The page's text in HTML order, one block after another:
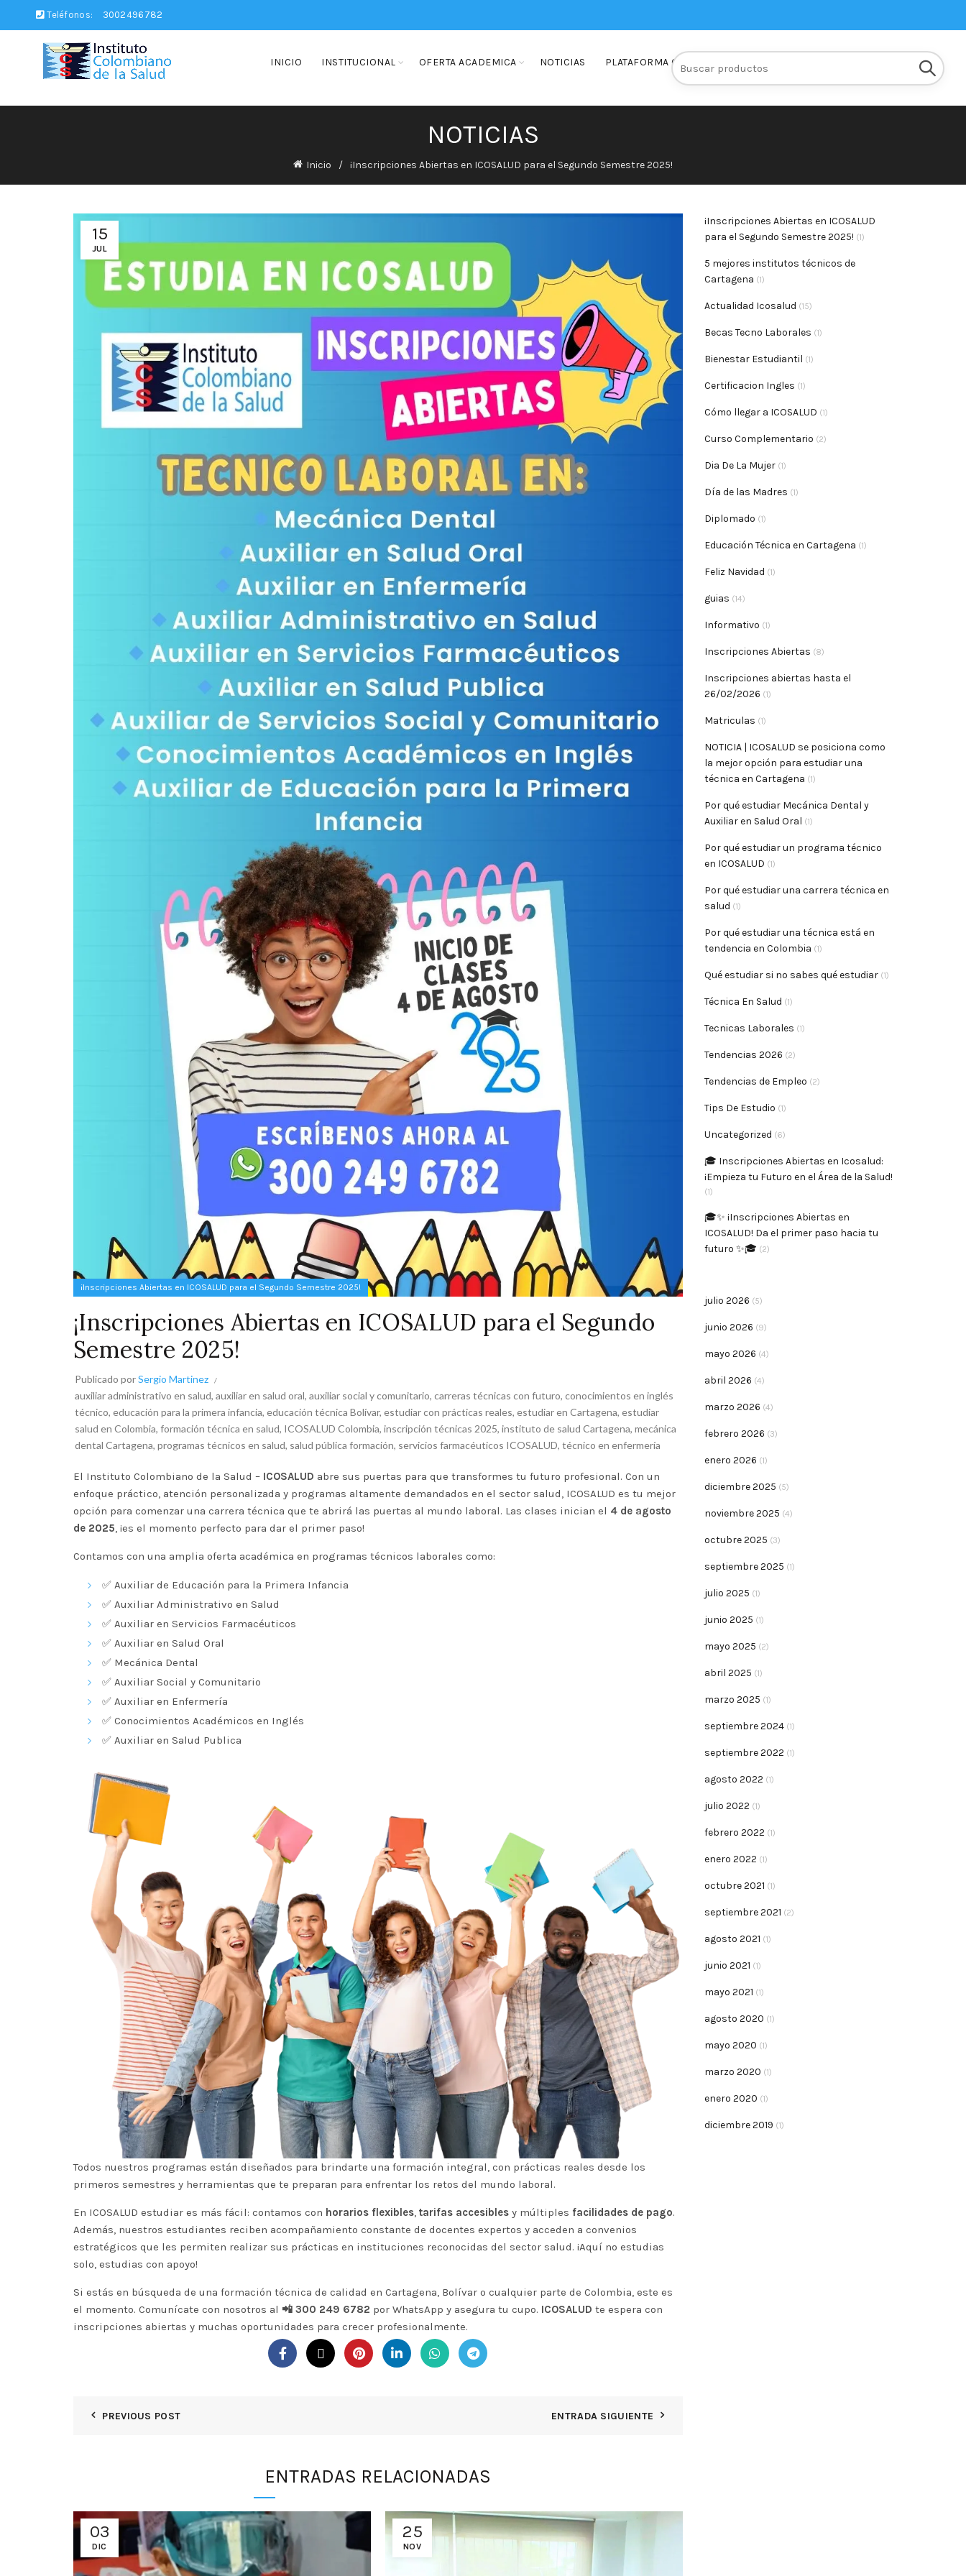
Teléfonos: 3002496782
INICIO INSTITUCIONAL OFERTA ACADEMICA NOTICIAS PLATAFORMA Q10 INSCRIPCIONES
Buscar:
NOTICIAS
Inicio ¡Inscripciones Abiertas en ICOSALUD para el Segundo Semestre 2025!
15
JUL
¡Inscripciones Abiertas en ICOSALUD para el Segundo Semestre 2025!
¡Inscripciones Abiertas en ICOSALUD para el Segundo
Semestre 2025!
Publicado porSergio Martinez
auxiliar administrativo en salud, auxiliar en salud oral, auxiliar social y comunitario, carreras técnicas con futuro, conocimientos en inglés
técnico, educación para la primera infancia, educación técnica Bolívar, estudiar con prácticas reales, estudiar en Cartagena, estudiar
salud en Colombia, formación técnica en salud, ICOSALUD Colombia, inscripción técnicas 2025, instituto de salud Cartagena, mecánica
dental Cartagena, programas técnicos en salud, salud pública formación, servicios farmacéuticos ICOSALUD, técnico en enfermería
El Instituto Colombiano de la Salud – ICOSALUD abre sus puertas para que transformes tu futuro profesional. Con un
enfoque práctico, atención personalizada y programas altamente demandados en el sector salud, ICOSALUD es tu mejor
opción para comenzar una carrera técnica que te abrirá las puertas al mundo laboral. Las clases inician el 4 de agosto
de 2025, ¡es el momento perfecto para dar el primer paso!
Contamos con una amplia oferta académica en programas técnicos laborales como:
✅ Auxiliar de Educación para la Primera Infancia
✅ Auxiliar Administrativo en Salud
✅ Auxiliar en Servicios Farmacéuticos
✅ Auxiliar en Salud Oral
✅ Mecánica Dental
✅ Auxiliar Social y Comunitario
✅ Auxiliar en Enfermería
✅ Conocimientos Académicos en Inglés
✅ Auxiliar en Salud Publica
Todos nuestros programas están diseñados para brindarte una formación integral, con prácticas reales desde los
primeros semestres y herramientas que te preparan para enfrentar los retos del mundo laboral.
En ICOSALUD estudiar es más fácil: contamos con horarios flexibles, tarifas accesibles y múltiples facilidades de pago.
Además, nuestros estudiantes reciben acompañamiento constante de docentes expertos y acceden a convenios
estratégicos que les permiten realizar sus prácticas en instituciones reconocidas del sector salud. ¡Aquí no estudias
solo, estudias con apoyo!
Si estás en búsqueda de una formación técnica de calidad en Cartagena, Bolívar o cualquier parte de Colombia, este es
el momento. Comunícate con nosotros al 📲 300 249 6782 por WhatsApp y asegura tu cupo. ICOSALUD te espera con
inscripciones abiertas y muchas oportunidades para crecer profesionalmente.
PREVIOUS POST ENTRADA SIGUIENTE
ENTRADAS RELACIONADAS
03
DIC
25
NOV
¡Inscripciones Abiertas en ICOSALUD
para el Segundo Semestre 2025! (1)
5 mejores institutos técnicos de
Cartagena (1)
Actualidad Icosalud (15)
Becas Tecno Laborales (1)
Bienestar Estudiantil (1)
Certificacion Ingles (1)
Cómo llegar a ICOSALUD (1)
Curso Complementario (2)
Dia De La Mujer(1)
Día de las Madres (1)
Diplomado (1)
Educación Técnica en Cartagena (1)
Feliz Navidad (1)
guias (14)
Informativo (1)
Inscripciones Abiertas (8)
Inscripciones abiertas hasta el
26/02/2026 (1)
Matriculas (1)
NOTICIA | ICOSALUD se posiciona como
la mejor opción para estudiar una
técnica en Cartagena (1)
Por qué estudiar Mecánica Dental y
Auxiliar en Salud Oral (1)
Por qué estudiar un programa técnico
en ICOSALUD (1)
Por qué estudiar una carrera técnica en
salud (1)
Por qué estudiar una técnica está en
tendencia en Colombia (1)
Qué estudiar si no sabes qué estudiar(1)
Técnica En Salud (1)
Tecnicas Laborales (1)
Tendencias 2026 (2)
Tendencias de Empleo (2)
Tips De Estudio (1)
Uncategorized (6)
🎓 Inscripciones Abiertas en Icosalud:
¡Empieza tu Futuro en el Área de la Salud!
(1)
🎓✨ ¡Inscripciones Abiertas en
ICOSALUD! Da el primer paso hacia tu
futuro ✨🎓 (2)
julio 2026 (5)
junio 2026 (9)
mayo 2026 (4)
abril 2026 (4)
marzo 2026 (4)
febrero 2026 (3)
enero 2026 (1)
diciembre 2025 (5)
noviembre 2025 (4)
octubre 2025 (3)
septiembre 2025 (1)
julio 2025 (1)
junio 2025 (1)
mayo 2025 (2)
abril 2025 (1)
marzo 2025 (1)
septiembre 2024(1)
septiembre 2022 (1)
agosto 2022 (1)
julio 2022 (1)
febrero 2022 (1)
enero 2022 (1)
octubre 2021 (1)
septiembre 2021 (2)
agosto 2021 (1)
junio 2021 (1)
mayo 2021 (1)
agosto 2020 (1)
mayo 2020 (1)
marzo 2020 (1)
enero 2020 (1)
diciembre 2019 (1)